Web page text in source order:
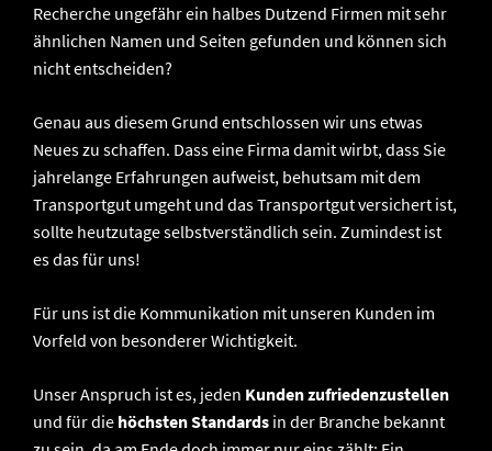
Recherche ungefähr ein halbes Dutzend Firmen mit sehr
ähnlichen Namen und Seiten gefunden und können sich
nicht entscheiden?
Genau aus diesem Grund entschlossen wir uns etwas
Neues zu schaffen. Dass eine Firma damit wirbt, dass Sie
jahrelange Erfahrungen aufweist, behutsam mit dem
Transportgut umgeht und das Transportgut versichert ist,
sollte heutzutage selbstverständlich sein. Zumindest ist
es das für uns!
Für uns ist die Kommunikation mit unseren Kunden im
Vorfeld von besonderer Wichtigkeit.
Unser Anspruch ist es, jeden Kunden zufriedenzustellen
und für die höchsten Standards in der Branche bekannt